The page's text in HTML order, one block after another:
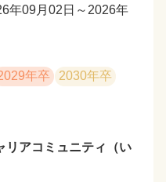
年09月02日～2026年
年卒 2030年卒
リアコミュニティ（い